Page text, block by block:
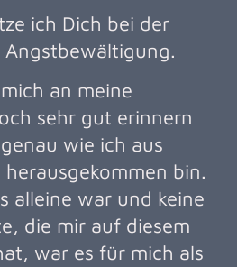
ich Dich bei der
an meine
sehr gut erinnern
wie ich aus
bin.
alleine war und keine
die mir auf diesem
war es für mich als